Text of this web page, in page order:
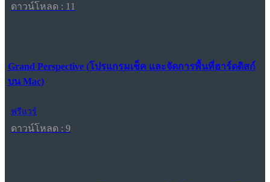
ดาวน์โหลด : 11
Grand Perspective (โปรแกรมเช็ค และจัดการพื้นที่ฮาร์ดดิสก์
บน Mac)
ฟรีแวร์
ดาวน์โหลด : 9